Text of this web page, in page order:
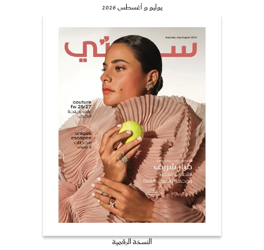
يوليو و أغسطس 2026
النسخة الرقمية